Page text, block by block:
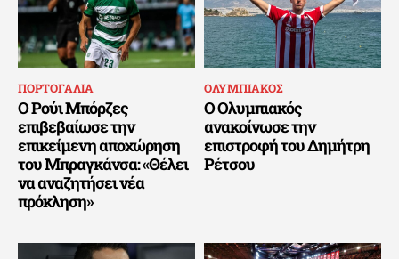
ΠΟΡΤΟΓΑΛΙΑ
Ο Ρούι Μπόρζες
επιβεβαίωσε την
επικείμενη αποχώρηση
του Μπραγκάνσα: «Θέλει
να αναζητήσει νέα
πρόκληση»
ΟΛΥΜΠΙΑΚΟΣ
Ο Ολυμπιακός
ανακοίνωσε την
επιστροφή του Δημήτρη
Ρέτσου